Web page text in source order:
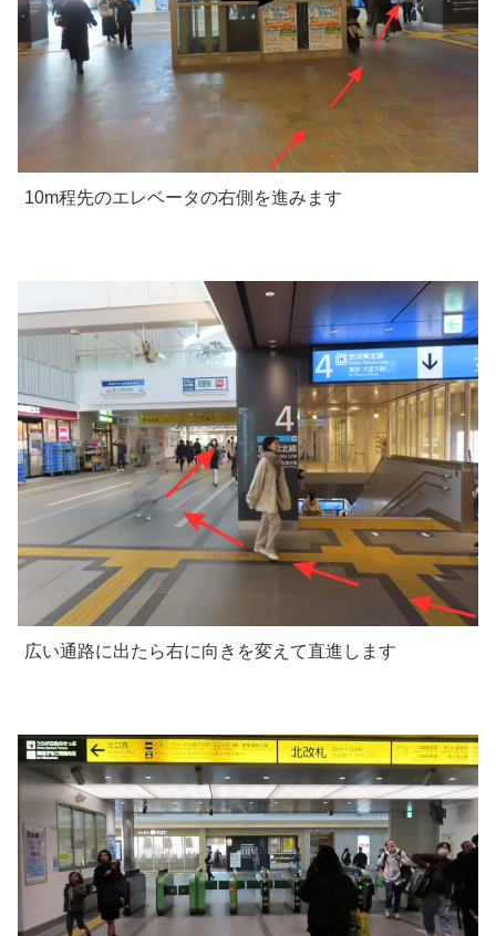
10m程先のエレベータの右側を進みます
広い通路に出たら右に向きを変えて直進します